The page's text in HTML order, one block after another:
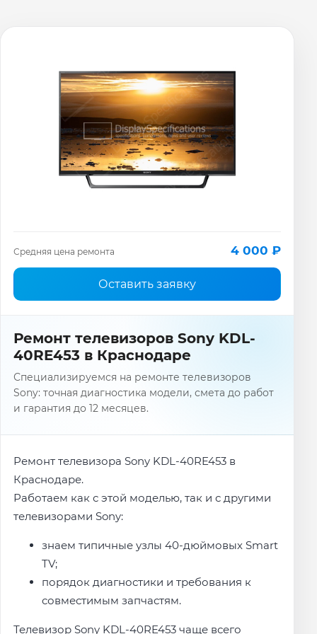
Средняя цена ремонта 4 000 ₽
Оставить заявку
Ремонт телевизоров Sony KDL-
40RE453 в Краснодаре
Специализируемся на ремонте телевизоров
Sony: точная диагностика модели, смета до работ
и гарантия до 12 месяцев.
Ремонт телевизора Sony KDL-40RE453 в
Краснодаре.
Работаем как с этой моделью, так и с другими
телевизорами Sony:
знаем типичные узлы 40-дюймовых Smart
TV;
порядок диагностики и требования к
совместимым запчастям.
Телевизор Sony KDL-40RE453 чаще всего